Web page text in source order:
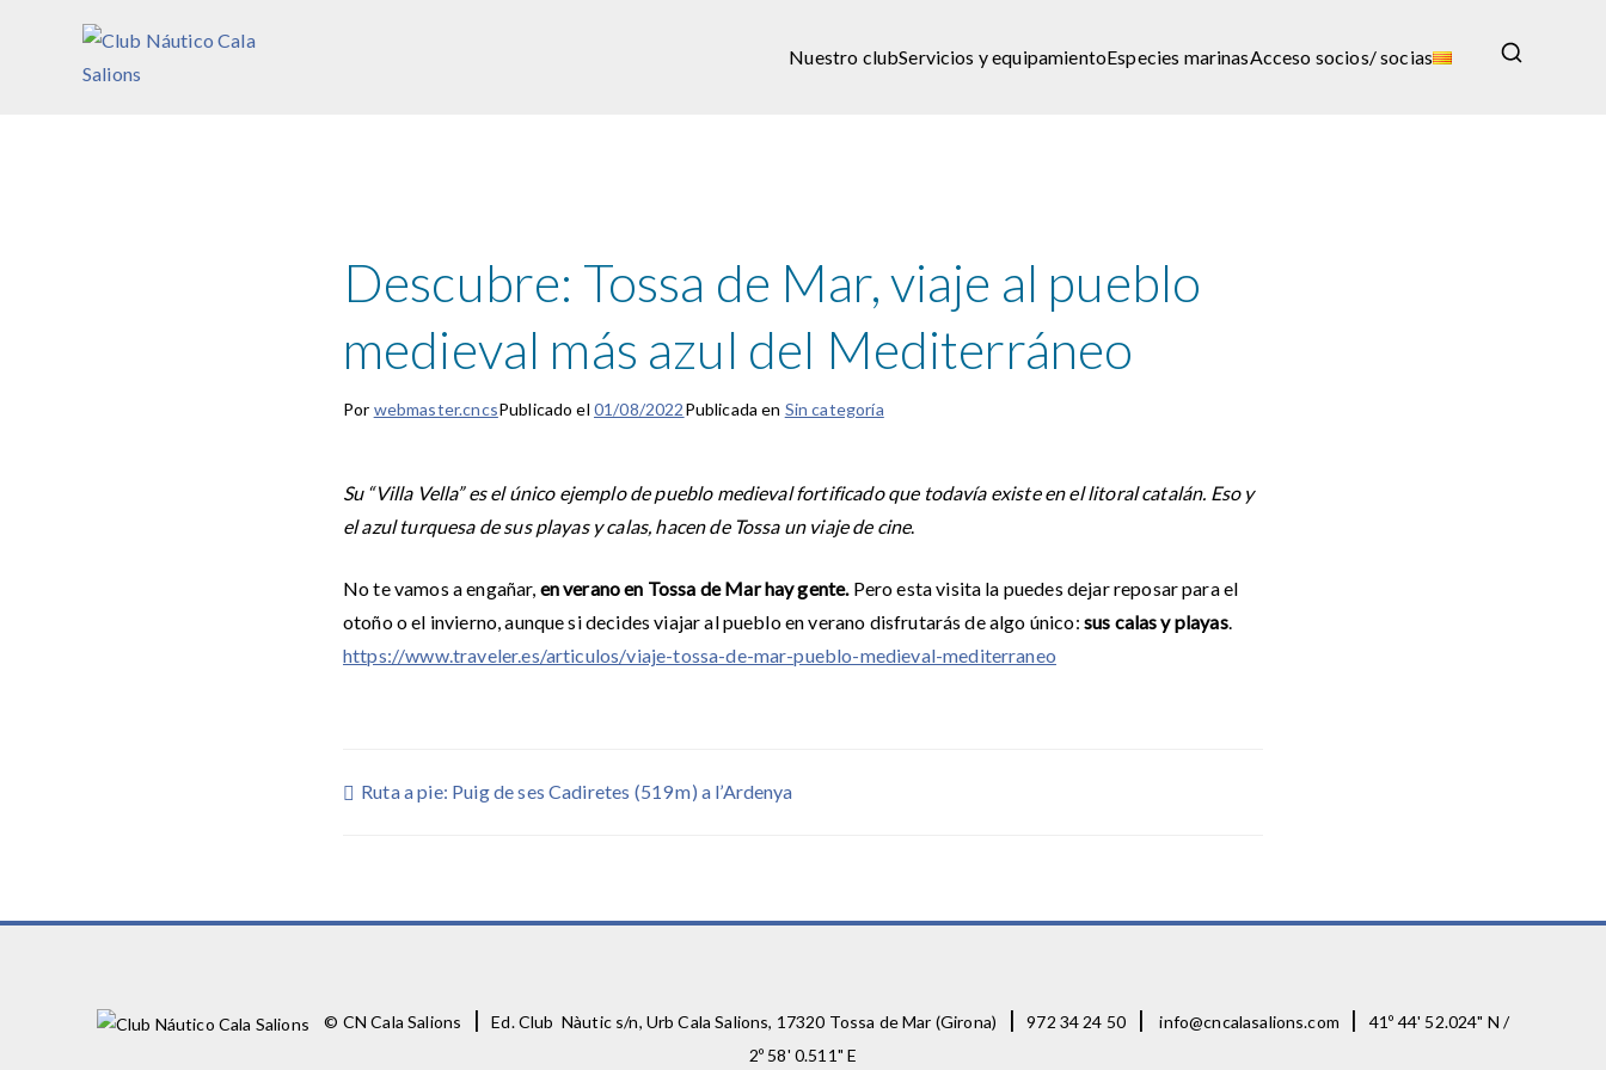
contenido
Nuestro clubServicios y equipamientoEspecies marinasAcceso socios/ socias
Descubre: Tossa de Mar, viaje al pueblo
medieval más azul del Mediterráneo
Por webmaster.cncsPublicado el 01/08/2022Publicada en Sin categoría
Su “Villa Vella” es el único ejemplo de pueblo medieval fortificado que todavía existe en el litoral catalán. Eso y
el azul turquesa de sus playas y calas, hacen de Tossa un viaje de cine.
No te vamos a engañar, en verano en Tossa de Mar hay gente.Pero esta visita la puedes dejar reposar para el
otoño o el invierno, aunque si decides viajar al pueblo en verano disfrutarás de algo único: sus calas y playas.
https://www.traveler.es/articulos/viaje-tossa-de-mar-pueblo-medieval-mediterraneo
Navegación
entradas
Ruta a pie: Puig de ses Cadiretes (519 m) a l’Ardenya
© CN Cala Salions | Ed. Club Nàutic s/n, Urb Cala Salions, 17320 Tossa de Mar (Girona) | 972 34 24 50 | info@cncalasalions.com |
41º 44' 52.024" N /
2º 58' 0.511" E